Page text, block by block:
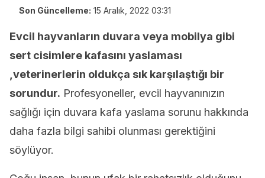
Son Güncelleme: 15 Aralık, 2022 03:31
Evcil hayvanların duvara veya mobilya gibi
sert cisimlere kafasını yaslaması
,veterinerlerin oldukça sık karşılaştığı bir
sorundur. Profesyoneller, evcil hayvanınızın
sağlığı için duvara kafa yaslama sorunu hakkında
daha fazla bilgi sahibi olunması gerektiğini
söylüyor.